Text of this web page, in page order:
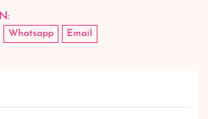
Whatsapp Email